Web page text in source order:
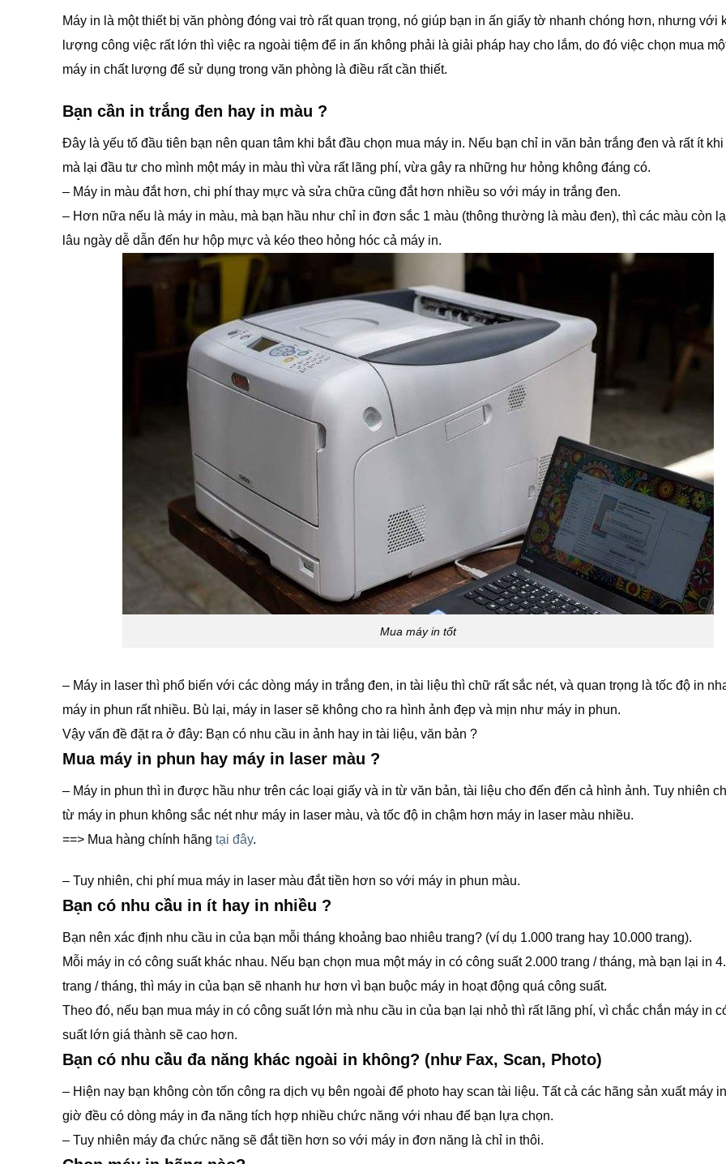
Máy in là một thiết bị văn phòng đóng vai trò rất quan trọng, nó giúp bạn in ấn giấy tờ nhanh chóng hơn, nhưng với
lượng công việc rất lớn thì việc ra ngoài tiệm để in ấn không phải là giải pháp hay cho lắm, do đó việc chọn mua
máy in chất lượng để sử dụng trong văn phòng là điều rất cần thiết.
Bạn cần in trắng đen hay in màu ?
Đây là yếu tố đầu tiên bạn nên quan tâm khi bắt đầu chọn mua máy in. Nếu bạn chỉ in văn bản trắng đen và rất ít khi
mà lại đầu tư cho mình một máy in màu thì vừa rất lãng phí, vừa gây ra những hư hỏng không đáng có.
– Máy in màu đắt hơn, chi phí thay mực và sửa chữa cũng đắt hơn nhiều so với máy in trắng đen.
– Hơn nữa nếu là máy in màu, mà bạn hầu như chỉ in đơn sắc 1 màu (thông thường là màu đen), thì các màu còn
lâu ngày dễ dẫn đến hư hộp mực và kéo theo hỏng hóc cả máy in.
Mua máy in tốt
– Máy in laser thì phổ biến với các dòng máy in trắng đen, in tài liệu thì chữ rất sắc nét, và quan trọng là tốc độ in
máy in phun rất nhiều. Bù lại, máy in laser sẽ không cho ra hình ảnh đẹp và mịn như máy in phun.
Vậy vấn đề đặt ra ở đây: Bạn có nhu cầu in ảnh hay in tài liệu, văn bản ?
Mua máy in phun hay máy in laser màu ?
– Máy in phun thì in được hầu như trên các loại giấy và in từ văn bản, tài liệu cho đến đến cả hình ảnh. Tuy nhiên
từ máy in phun không sắc nét như máy in laser màu, và tốc độ in chậm hơn máy in laser màu nhiều.
==> Mua hàng chính hãng tại đây.
– Tuy nhiên, chi phí mua máy in laser màu đắt tiền hơn so với máy in phun màu.
Bạn có nhu cầu in ít hay in nhiều ?
Bạn nên xác định nhu cầu in của bạn mỗi tháng khoảng bao nhiêu trang? (ví dụ 1.000 trang hay 10.000 trang).
Mỗi máy in có công suất khác nhau. Nếu bạn chọn mua một máy in có công suất 2.000 trang / tháng, mà bạn lại in
trang / tháng, thì máy in của bạn sẽ nhanh hư hơn vì bạn buộc máy in hoạt động quá công suất.
Theo đó, nếu bạn mua máy in có công suất lớn mà nhu cầu in của bạn lại nhỏ thì rất lãng phí, vì chắc chắn máy in
suất lớn giá thành sẽ cao hơn.
Bạn có nhu cầu đa năng khác ngoài in không? (như Fax, Scan, Photo)
– Hiện nay bạn không còn tốn công ra dịch vụ bên ngoài để photo hay scan tài liệu. Tất cả các hãng sản xuất máy
giờ đều có dòng máy in đa năng tích hợp nhiều chức năng với nhau để bạn lựa chọn.
– Tuy nhiên máy đa chức năng sẽ đắt tiền hơn so với máy in đơn năng là chỉ in thôi.